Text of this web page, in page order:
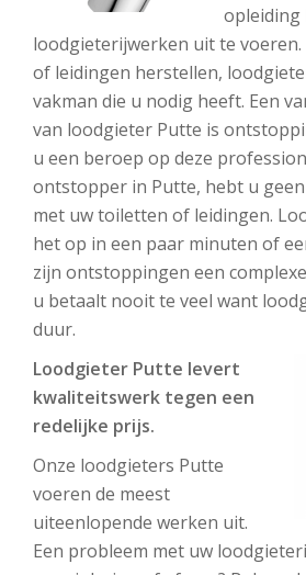
opleiding
loodgieterijwerken uit te
of leidingen herstellen,
vakman die u nodig heeft. Een
van loodgieter Putte is
u een beroep op deze
ontstopper in Putte, hebt u
met uw toiletten of leidingen.
het op in een paar minuten of
zijn ontstoppingen een
u betaalt nooit te veel want
duur.
Loodgieter Putte levert
kwaliteitswerk tegen een
redelijke prijs.
Onze loodgieters Putte
voeren de meest
uiteenlopende werken uit.
Een probleem met uw